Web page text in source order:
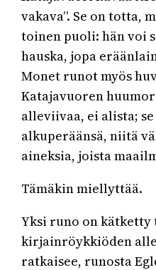
vakava”. Se on totta,
toinen puoli: hän voi
hauska, jopa
Monet runot myös
Katajavuoren
alleviivaa, ei alista;
alkuperäänsä, niitä
aineksia, joista
Tämäkin miellyttää.
Yksi runo on
kirjainröykkiöden
ratkaisee, runosta